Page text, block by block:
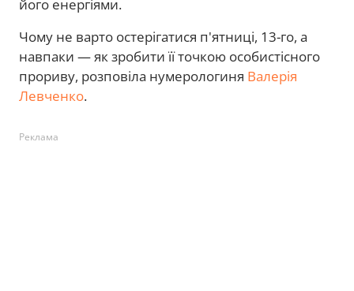
його енергіями.
Чому не варто остерігатися п'ятниці, 13-го, а
навпаки — як зробити її точкою особистісного
прориву, розповіла нумерологиня Валерія
Левченко.
Реклама